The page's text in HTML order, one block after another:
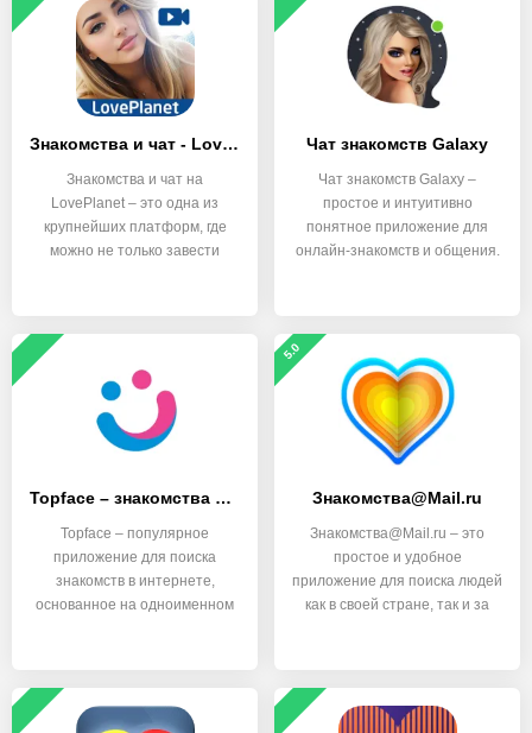
Знакомства и чат - LovePlanet
Знакомства и чат на
LovePlanet – это одна из
крупнейших платформ, где
можно не только завести
Чат знакомств Galaxy
Чат знакомств Galaxy –
простое и интуитивно
понятное приложение для
онлайн-знакомств и общения.
Topface – знакомства и общение
Topface – популярное
приложение для поиска
знакомств в интернете,
основанное на одноименном
5.0
Знакомства@Mail.ru
Знакомства@Mail.ru – это
простое и удобное
приложение для поиска людей
как в своей стране, так и за